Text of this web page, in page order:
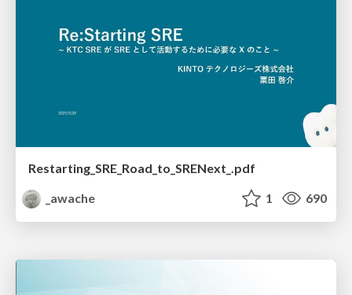
Restarting_SRE_Road_to_SRENext_.pdf
_awache
1 690